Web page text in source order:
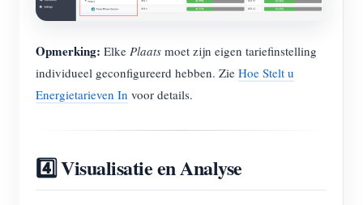
Opmerking: Elke Plaats moet zijn eigen tariefinstelling
individueel geconfigureerd hebben. Zie Hoe Stelt u
Energietarieven In voor details.
4️⃣ Visualisatie en Analyse